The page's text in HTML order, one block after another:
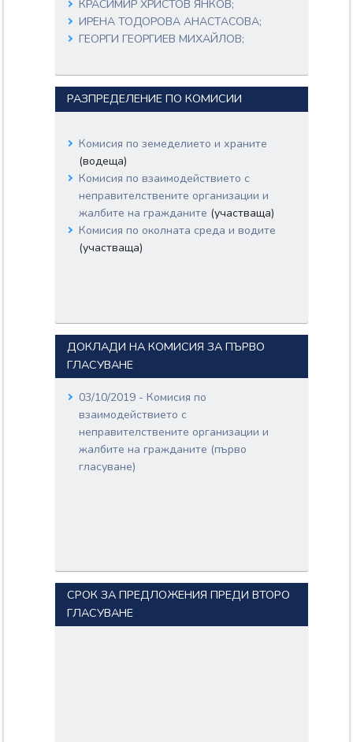
КРАСИМИР ХРИСТОВ ЯНКОВ;
ИРЕНА ТОДОРОВА АНАСТАСОВА;
ГЕОРГИ ГЕОРГИЕВ МИХАЙЛОВ;
АЛЕКСАНДЪР ДИМИТРОВ ПАУНОВ;
КРИСТИНА МАКСИМОВА СИДОРОВА;
ТАСКО МИХАЙЛОВ ЕРМЕНКОВ;
РАЗПРЕДЕЛЕНИЕ ПО КОМИСИИ
Комисия по земеделието и храните
(водеща)
Комисия по взаимодействието с
неправителствените организации и
жалбите на гражданите (участваща)
Комисия по околната среда и водите
(участваща)
ДОКЛАДИ НА КОМИСИЯ ЗА ПЪРВО
ГЛАСУВАНЕ
03/10/2019 - Комисия по
взаимодействието с
неправителствените организации и
жалбите на гражданите (първо
гласуване)
СРОК ЗА ПРЕДЛОЖЕНИЯ ПРЕДИ ВТОРО
ГЛАСУВАНЕ